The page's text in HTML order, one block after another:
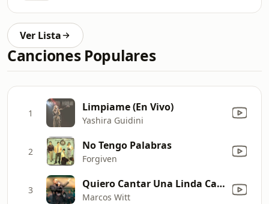
Ver Lista
Canciones Populares
1 Limpiame (En Vivo)
Yashira Guidini
2 No Tengo Palabras
Forgiven
3 Quiero Cantar Una Linda Canción (Versión Acústica)
Marcos Witt